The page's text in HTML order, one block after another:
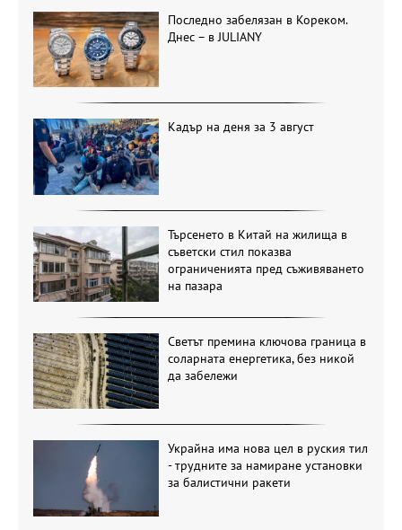
Последно забелязан в Кореком.
Днес – в JULIANY
Кадър на деня за 3 август
Търсенето в Китай на жилища в
съветски стил показва
ограниченията пред съживяването
на пазара
Светът премина ключова граница в
соларната енергетика, без никой
да забележи
Украйна има нова цел в руския тил
- трудните за намиране установки
за балистични ракети